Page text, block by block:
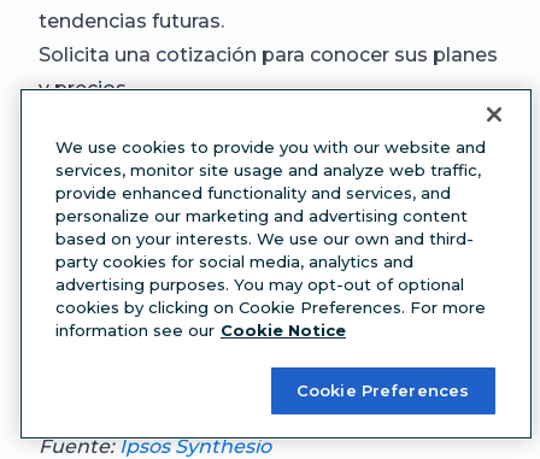
tendencias futuras.
Solicita una cotización para conocer sus planes
y precios.
Fuente:Ipsos Synthesio
We use cookies to provide you with our website and
services, monitor site usage and analyze web traffic,
provide enhanced functionality and services, and
personalize our marketing and advertising content
based on your interests. We use our own and third-
party cookies for social media, analytics and
advertising purposes. You may opt-out of optional
cookies by clicking on Cookie Preferences. For more
information see our Cookie Notice
Cookie Preferences